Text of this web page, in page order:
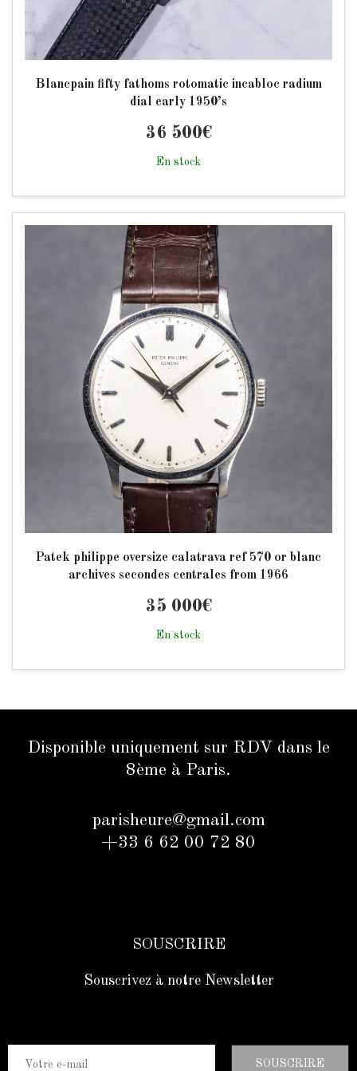
Blancpain fifty fathoms rotomatic incabloc radium
dial early 1950’s
36 500€
En stock
Patek philippe oversize calatrava ref 570 or blanc
archives secondes centrales from 1966
35 000€
En stock
Disponible uniquement sur RDV dans le
8ème à Paris.
parisheure@gmail.com
+33 6 62 00 72 80
SOUSCRIRE
Souscrivez à notre Newsletter
SOUSCRIRE